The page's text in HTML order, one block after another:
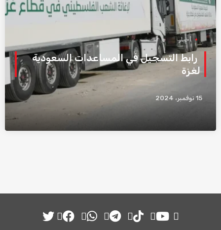
أخبار
رابط التسجيل في المساعدات السعودية
لغزة
15 نوفمبر، 2024